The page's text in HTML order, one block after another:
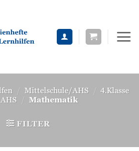
/ Mittelschule/AHS / 4.Klasse
/ Mathematik
FILTER